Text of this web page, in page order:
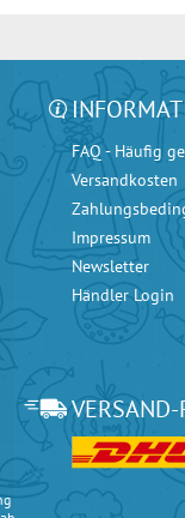
FAQ - Häufig
Versandkosten
Impressum
Newsletter
Händler Login
und unseren Service
VERSAND-